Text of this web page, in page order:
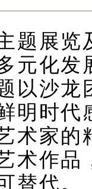
题展览
元化发
以沙龙
明时代
术家的
术作品
替代。